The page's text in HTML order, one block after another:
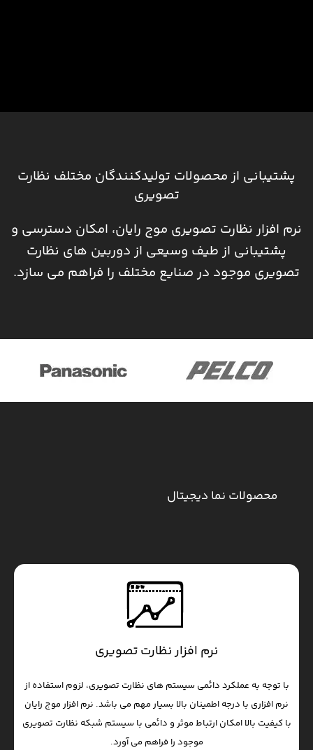
پشتیبانی از محصولات تولیدکنندگان مختلف نظارت
تصویری
نرم افزار نظارت تصویری موج رایان، امکان دسترسی و
پشتیبانی از طیف وسیعی از دوربین های نظارت
تصویری موجود در صنایع مختلف را فراهم می سازد.
محصولات نما دیجیتال
نرم افزار نظارت تصویری
با توجه به عملکرد دائمی سیستم های نظارت تصویری، لزوم استفاده از
نرم افزاری با درجه اطمینان بالا بسیار مهم می باشد. نرم افزار موج رایان
با کیفیت بالا امکان ارتباط موثر و دائمی با سیستم شبکه نظارت تصویری
موجود را فراهم می آورد.